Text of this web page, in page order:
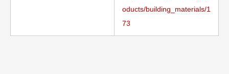
oducts/building_materials/1
73